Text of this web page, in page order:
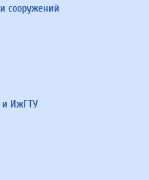
сооружений
и ИжГТУ